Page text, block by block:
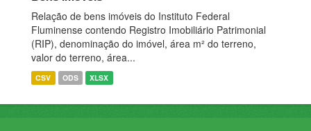
Relação de bens imóveis do Instituto Federal
Fluminense contendo Registro Imobiliário Patrimonial
(RIP), denominação do imóvel, área m² do terreno,
valor do terreno, área...
CSV ODS XLSX